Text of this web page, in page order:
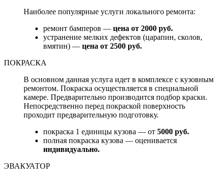
Наиболее популярные услуги локального ремонта:
ремонт бамперов — цена от 2000 руб.
устранение мелких дефектов (царапин, сколов,
вмятин) — цена от 2500 руб.
ПОКРАСКА
В основном данная услуга идет в комплексе с кузовным
ремонтом. Покраска осуществляется в специальной
камере. Предварительно производится подбор краски.
Непосредственно перед покраской поверхность
проходит предварительную подготовку.
покраска 1 единицы кузова — от 5000 руб.
полная покраска кузова — оценивается
индивидуально.
ЭВАКУАТОР